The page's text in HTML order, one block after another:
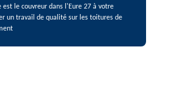
est le couvreur dans l'Eure 27 à votre
un travail de qualité sur les toitures de